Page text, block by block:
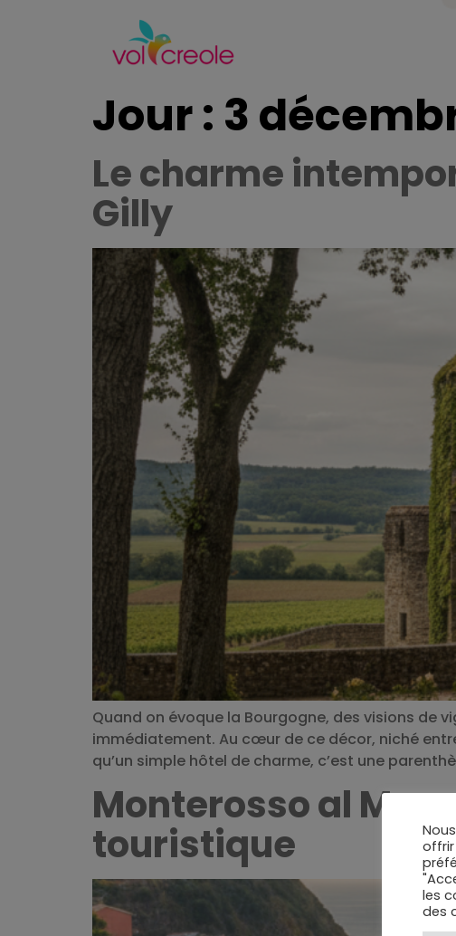
Jour : 3
Le charme
Gilly
Quand on évoque la Bourgogne, des visions de
immédiatement. Au cœur de ce décor, niché
qu’un simple hôtel de charme, c’est une
Monterosso al
touristique
offrir
les
des